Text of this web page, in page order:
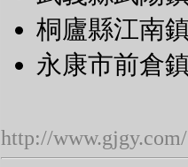
桐廬縣江南
永康市前倉
http://www.gjgy.com/